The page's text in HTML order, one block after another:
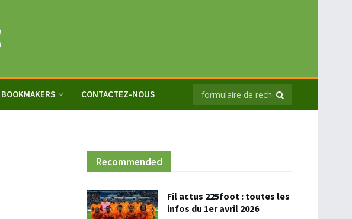
BOOKMAKERS CONTACTEZ-NOUS
Recommended
Fil actus 225foot : toutes les
infos du 1er avril 2026